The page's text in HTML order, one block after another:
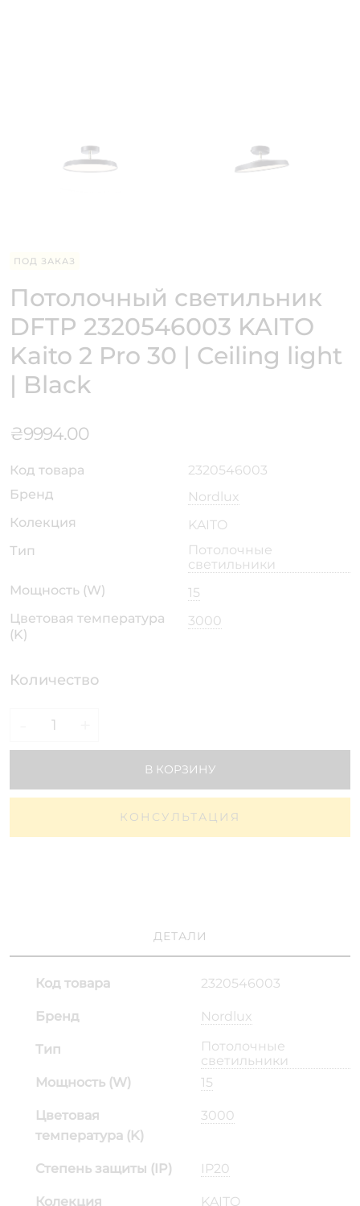
ПОД ЗАКАЗ
Потолочный светильник
DFTP 2320546003 KAITO
Kaito 2 Pro 30 | Ceiling light
| Black
₴9994.00
Код товара
2320546003
Бренд
Nordlux
Колекция
KAITO
Тип
Потолочные
светильники
Мощность (W)
15
Цветовая температура
(K)
3000
Количество
В КОРЗИНУ
КОНСУЛЬТАЦИЯ
ДЕТАЛИ
Код товара 2320546003
Бренд Nordlux
Тип
Потолочные
светильники
Мощность (W)
15
Цветовая
температура (K)
3000
Степень защиты (IP) IP20
Колекция KAITO